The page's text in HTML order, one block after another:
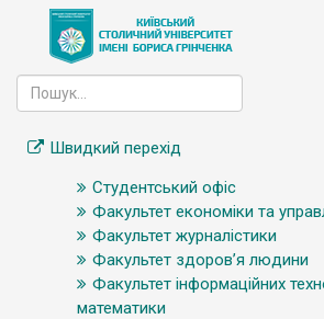
Швидкий перехід
Студентський офіс
Факультет економіки та
Факультет журналістики
Факультет здоров’я людини
Факультет інформаційних
математики